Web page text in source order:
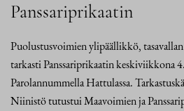
Panssariprikaatin
Puolustusvoimien ylipäällikkö,
tarkasti Panssariprikaatin keskiviikkona
Parolannummella Hattulassa.
Niinistö tutustui Maavoimien ja